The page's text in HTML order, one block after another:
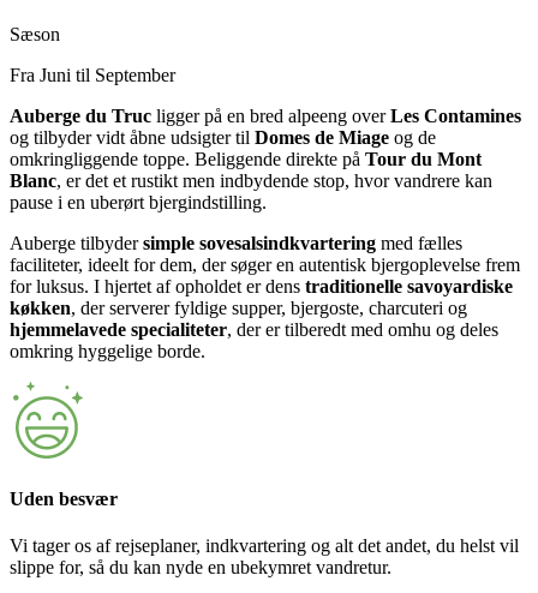
Sæson
Fra Juni til September
Auberge du Truc ligger på en bred alpeeng overLes Contamines
og tilbyder vidt åbne udsigter til Domes de Miage og de
omkringliggende toppe. Beliggende direkte på Tour du Mont
Blanc, er det et rustikt men indbydende stop, hvor vandrere kan
pause i en uberørt bjergindstilling.
Auberge tilbydersimple sovesalsindkvartering med fælles
faciliteter, ideelt for dem, der søger en autentisk bjergoplevelse frem
for luksus. I hjertet af opholdet er dens traditionelle savoyardiske
køkken, der serverer fyldige supper, bjergoste, charcuteri og
hjemmelavede specialiteter, der er tilberedt med omhu og deles
omkring hyggelige borde.
Uden besvær
Vi tager os af rejseplaner, indkvartering og alt det andet, du helst vil
slippe for, så du kan nyde en ubekymret vandretur.